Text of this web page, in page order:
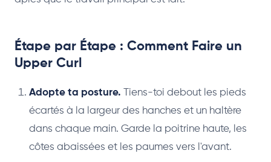
Étape par Étape : Comment Faire un
Upper Curl
Adopte ta posture. Tiens-toi debout les pieds
écartés à la largeur des hanches et un haltère
dans chaque main. Garde la poitrine haute, les
côtes abaissées et les paumes vers l'avant.